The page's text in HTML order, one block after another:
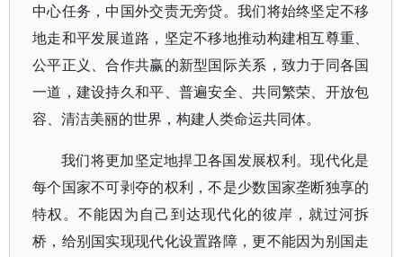
中心任务，中国外交责无旁贷。我们将始终坚定不移
地走和平发展道路，坚定不移地推动构建相互尊重、
公平正义、合作共赢的新型国际关系，致力于同各国
一道，建设持久和平、普遍安全、共同繁荣、开放包
容、清洁美丽的世界，构建人类命运共同体。
我们将更加坚定地捍卫各国发展权利。现代化是
每个国家不可剥夺的权利，不是少数国家垄断独享的
特权。不能因为自己到达现代化的彼岸，就过河拆
桥，给别国实现现代化设置路障，更不能因为别国走